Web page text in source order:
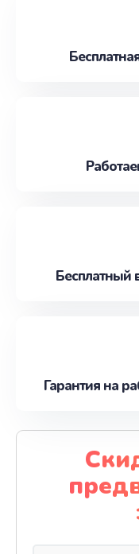
наилучшим
Бесплатный
Гарантия на